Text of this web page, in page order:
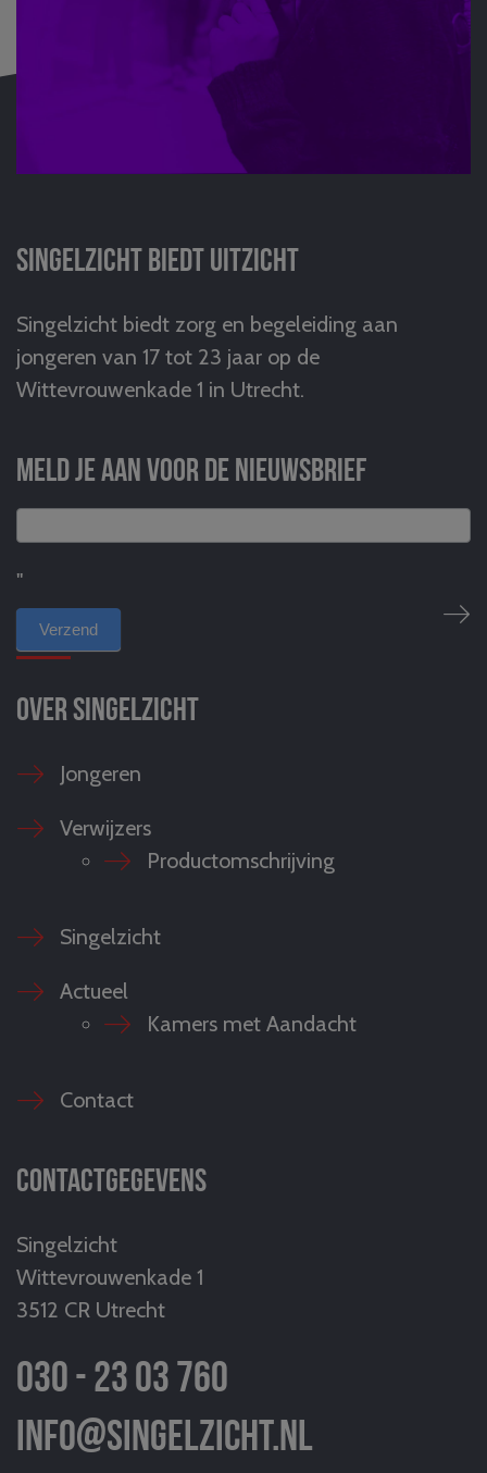
Singelzicht biedt uitzicht
Singelzicht biedt zorg en begeleiding aan
jongeren van 17 tot 23 jaar op de
Wittevrouwenkade 1 in Utrecht.
Meld je aan voor de nieuwsbrief
"
Over Singelzicht
Jongeren
Verwijzers
Productomschrijving
Singelzicht
Actueel
Kamers met Aandacht
Contact
Contactgegevens
Singelzicht
Wittevrouwenkade 1
3512 CR Utrecht
030 - 23 03 760
info@singelzicht.nl